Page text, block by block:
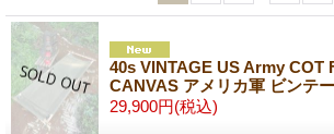
40s VINTAGE US Army COT
CANVAS アメリカ軍 ビンテ
29,900円(税込)